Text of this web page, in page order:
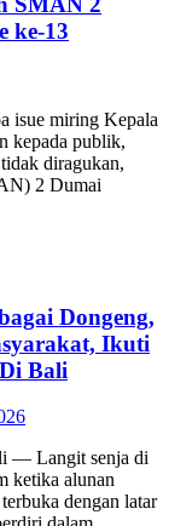
ke-13
isue miring Kepala
kepada publik,
diragukan,
2 Dumai
Dongeng,
Ikuti
Bali
— Langit senja di
ketika alunan
dengan latar